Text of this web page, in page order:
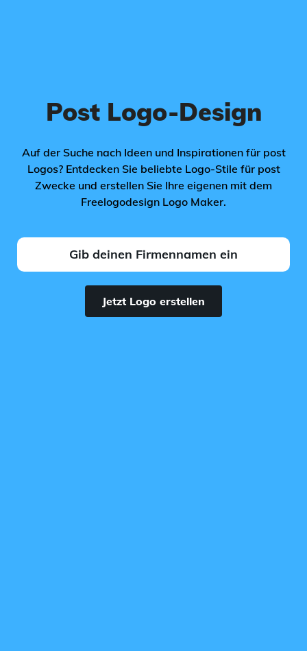
Post Logo-Design
Auf der Suche nach Ideen und Inspirationen für post
Logos? Entdecken Sie beliebte Logo-Stile für post
Zwecke und erstellen Sie Ihre eigenen mit dem
Freelogodesign Logo Maker.
Jetzt Logo erstellen